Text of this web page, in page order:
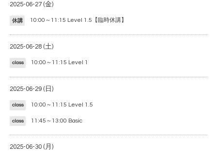
2025-06-27 (金)
休講 10:00～11:15 Level 1.5【臨時休講】
2025-06-28 (土)
class 10:00～11:15 Level 1
2025-06-29 (日)
class 10:00～11:15 Level 1.5
class 11:45～13:00 Basic
2025-06-30 (月)